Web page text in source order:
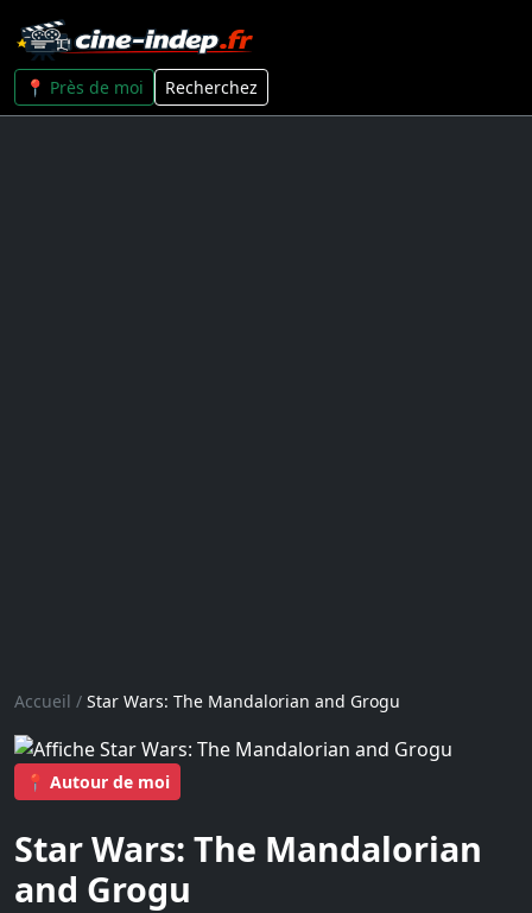
📍 Près de moi Recherchez
Accueil / Star Wars: The Mandalorian and Grogu
📍 Autour de moi
Star Wars: The Mandalorian
and Grogu